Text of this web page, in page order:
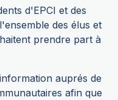
d'EPCI et des
des élus et
prendre part à
auprés de
afin que